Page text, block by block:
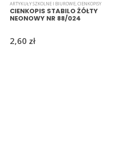
ARTYKUŁY SZKOLNE I BIUROWE,CIENKOPISY
CIENKOPIS STABILO ŻÓŁTY
NEONOWY NR 88/024
2,60 zł